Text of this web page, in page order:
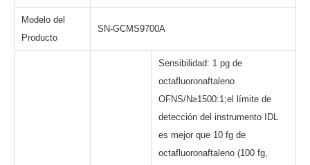
Modelo del
Producto
SN-GCMS9700A
Sensibilidad: 1 pg de
octafluoronaftaleno
OFNS/N≥1500:1;el límite de
detección del instrumento IDL
es mejor que 10 fg de
octafluoronaftaleno (100 fg,